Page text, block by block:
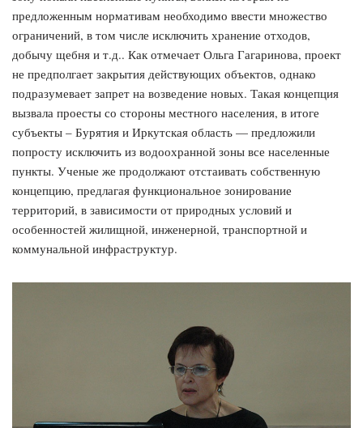
предложенным нормативам необходимо ввести множество
ограничений, в том числе исключить хранение отходов,
добычу щебня и т.д.. Как отмечает Ольга Гагаринова, проект
не предполгает закрытия действующих объектов, однако
подразумевает запрет на возведение новых. Такая концепция
вызвала проесты со стороны местного населения, в итоге
субъекты – Бурятия и Иркутская область — предложили
попросту исключить из водоохранной зоны все населенные
пункты. Ученые же продолжают отстаивать собственную
концепцию, предлагая функциональное зонирование
территорий, в зависимости от природных условий и
особенностей жилищной, инженерной, транспортной и
коммунальной инфраструктур.